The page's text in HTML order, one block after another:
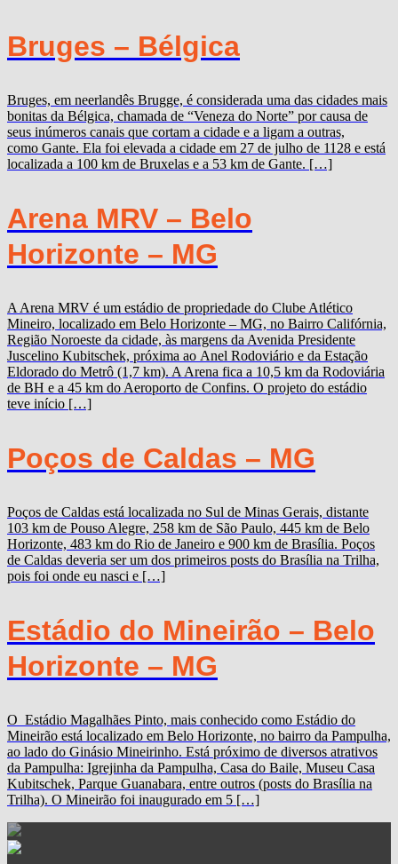
Bruges – Bélgica
Bruges, em neerlandês Brugge, é considerada uma das cidades mais
bonitas da Bélgica, chamada de “Veneza do Norte” por causa de
seus inúmeros canais que cortam a cidade e a ligam a outras,
como Gante. Ela foi elevada a cidade em 27 de julho de 1128 e está
localizada a 100 km de Bruxelas e a 53 km de Gante. […]
Arena MRV – Belo
Horizonte – MG
A Arena MRV é um estádio de propriedade do Clube Atlético
Mineiro, localizado em Belo Horizonte – MG, no Bairro Califórnia,
Região Noroeste da cidade, às margens da Avenida Presidente
Juscelino Kubitschek, próxima ao Anel Rodoviário e da Estação
Eldorado do Metrô (1,7 km). A Arena fica a 10,5 km da Rodoviária
de BH e a 45 km do Aeroporto de Confins. O projeto do estádio
teve início […]
Poços de Caldas – MG
Poços de Caldas está localizada no Sul de Minas Gerais, distante
103 km de Pouso Alegre, 258 km de São Paulo, 445 km de Belo
Horizonte, 483 km do Rio de Janeiro e 900 km de Brasília. Poços
de Caldas deveria ser um dos primeiros posts do Brasília na Trilha,
pois foi onde eu nasci e […]
Estádio do Mineirão – Belo
Horizonte – MG
O Estádio Magalhães Pinto, mais conhecido como Estádio do
Mineirão está localizado em Belo Horizonte, no bairro da Pampulha,
ao lado do Ginásio Mineirinho. Está próximo de diversos atrativos
da Pampulha: Igrejinha da Pampulha, Casa do Baile, Museu Casa
Kubitschek, Parque Guanabara, entre outros (posts do Brasília na
Trilha). O Mineirão foi inaugurado em 5 […]